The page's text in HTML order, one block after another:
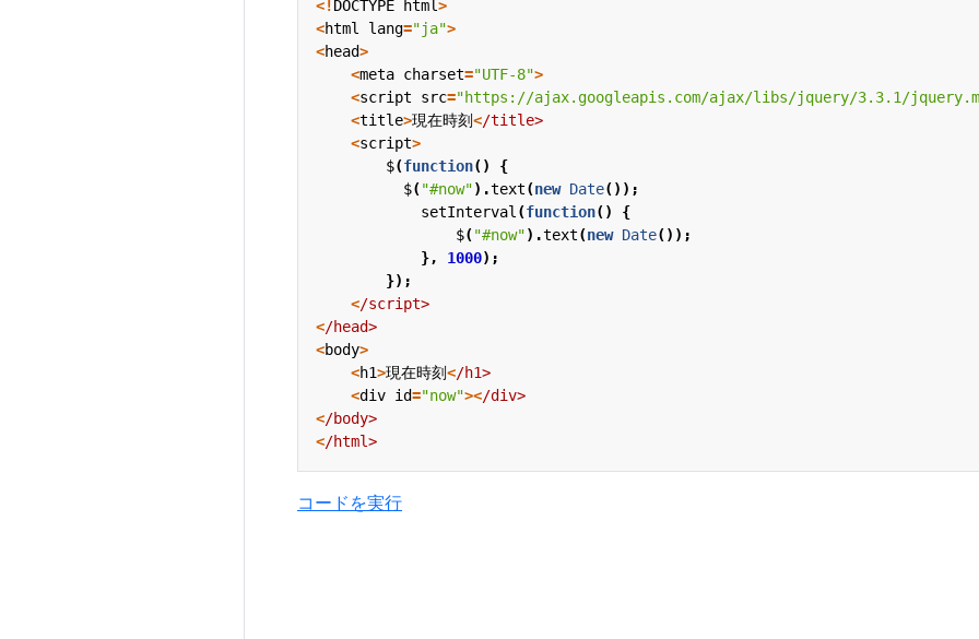
<!DOCTYPE html>
<html lang="ja">
<head>
<meta charset="UTF-8">
<script src="https://ajax.googleapis.com/ajax/libs/jquery/3.3.1/
<title>現在時刻</title>
<script>
$(function()
{
$("#now").text(new Date());
setInterval (function()
{
$("#now").text(new Date());
},
1000);
});
</script>
</head>
<body>
<h1>現在時刻</h1>
<div id="now"></div>
</body>
</html>
コードを実行